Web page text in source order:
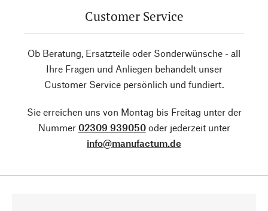
Customer Service
Ob Beratung, Ersatzteile oder Sonderwünsche - all
Ihre Fragen und Anliegen behandelt unser
Customer Service persönlich und fundiert.
Sie erreichen uns von Montag bis Freitag unter der
Nummer 02309 939050oder jederzeit unter
info@manufactum.de